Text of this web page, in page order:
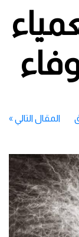
المقال التالي »